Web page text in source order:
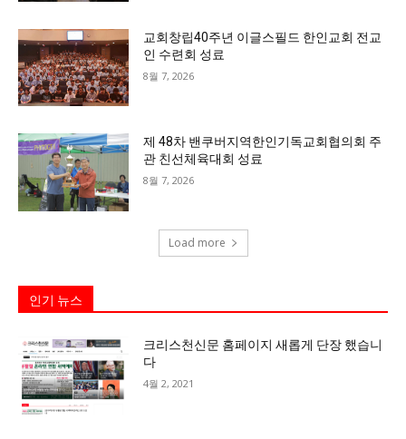
교회창립40주년 이글스필드 한인교회 전교
인 수련회 성료
8월 7, 2026
제 48차 밴쿠버지역한인기독교회협의회 주
관 친선체육대회 성료
8월 7, 2026
Load more
인기 뉴스
크리스천신문 홈페이지 새롭게 단장 했습니
다
4월 2, 2021